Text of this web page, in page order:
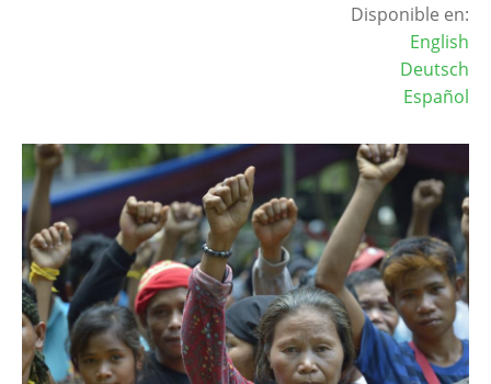
Disponible en:
English
Deutsch
Español
Image